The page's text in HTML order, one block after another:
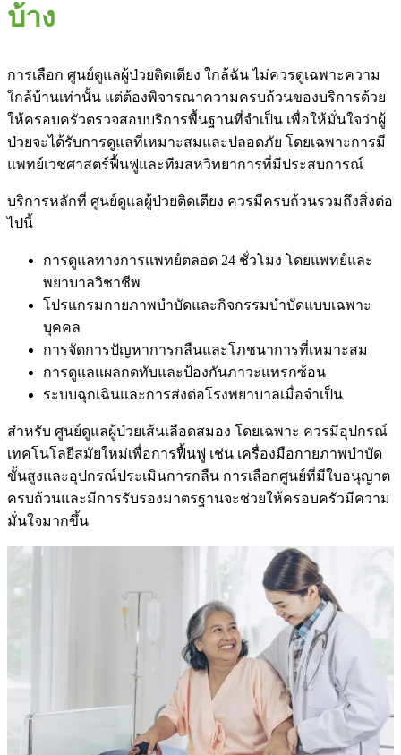
บ้าง
การเลือก ศูนย์ดูแลผู้ป่วยติดเตียง ใกล้ฉัน ไม่ควรดูเฉพาะความ
ใกล้บ้านเท่านั้น แต่ต้องพิจารณาความครบถ้วนของบริการด้วย
ให้ครอบครัวตรวจสอบบริการพื้นฐานที่จำเป็น เพื่อให้มั่นใจว่าผู้
ป่วยจะได้รับการดูแลที่เหมาะสมและปลอดภัย โดยเฉพาะการมี
แพทย์เวชศาสตร์ฟื้นฟูและทีมสหวิทยาการที่มีประสบการณ์
บริการหลักที่ ศูนย์ดูแลผู้ป่วยติดเตียง ควรมีครบถ้วนรวมถึงสิ่งต่อ
ไปนี้
การดูแลทางการแพทย์ตลอด 24 ชั่วโมง โดยแพทย์และ
พยาบาลวิชาชีพ
โปรแกรมกายภาพบำบัดและกิจกรรมบำบัดแบบเฉพาะ
บุคคล
การจัดการปัญหาการกลืนและโภชนาการที่เหมาะสม
การดูแลแผลกดทับและป้องกันภาวะแทรกซ้อน
ระบบฉุกเฉินและการส่งต่อโรงพยาบาลเมื่อจำเป็น
สำหรับ ศูนย์ดูแลผู้ป่วยเส้นเลือดสมอง โดยเฉพาะ ควรมีอุปกรณ์
เทคโนโลยีสมัยใหม่เพื่อการฟื้นฟู เช่น เครื่องมือกายภาพบำบัด
ขั้นสูงและอุปกรณ์ประเมินการกลืน การเลือกศูนย์ที่มีใบอนุญาต
ครบถ้วนและมีการรับรองมาตรฐานจะช่วยให้ครอบครัวมีความ
มั่นใจมากขึ้น